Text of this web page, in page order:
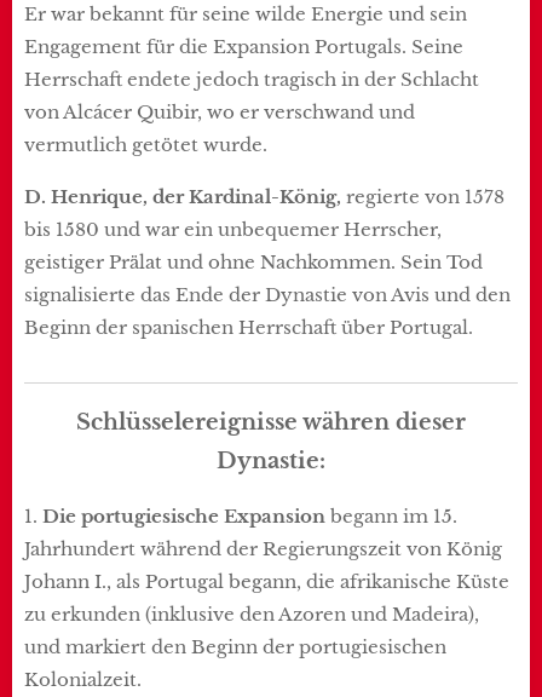
Er war bekannt für seine wilde Energie und sein
Engagement für die Expansion Portugals. Seine
Herrschaft endete jedoch tragisch in der Schlacht
von Alcácer Quibir, wo er verschwand und
vermutlich getötet wurde.
D. Henrique, der Kardinal-König, regierte von 1578
bis 1580 und war ein unbequemer Herrscher,
geistiger Prälat und ohne Nachkommen. Sein Tod
signalisierte das Ende der Dynastie von Avis und den
Beginn der spanischen Herrschaft über Portugal.
Schlüsselereignisse währen dieser
Dynastie:
1. Die portugiesische Expansion begann im 15.
Jahrhundert während der Regierungszeit von König
Johann I., als Portugal begann, die afrikanische Küste
zu erkunden (inklusive den Azoren und Madeira),
und markiert den Beginn der portugiesischen
Kolonialzeit.